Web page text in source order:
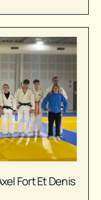
Fort Et Denis